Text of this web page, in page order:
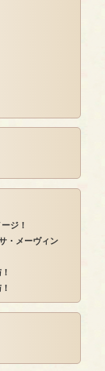
ジ！
・メーヴィン